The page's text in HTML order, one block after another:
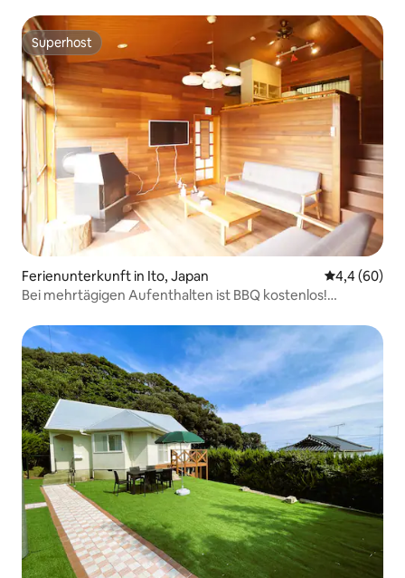
Superhost
Superhost
Ferienunterkunft in Ito, Japan
4,4 (60)
Bei mehrtägigen Aufenthalten ist BBQ kostenlos!